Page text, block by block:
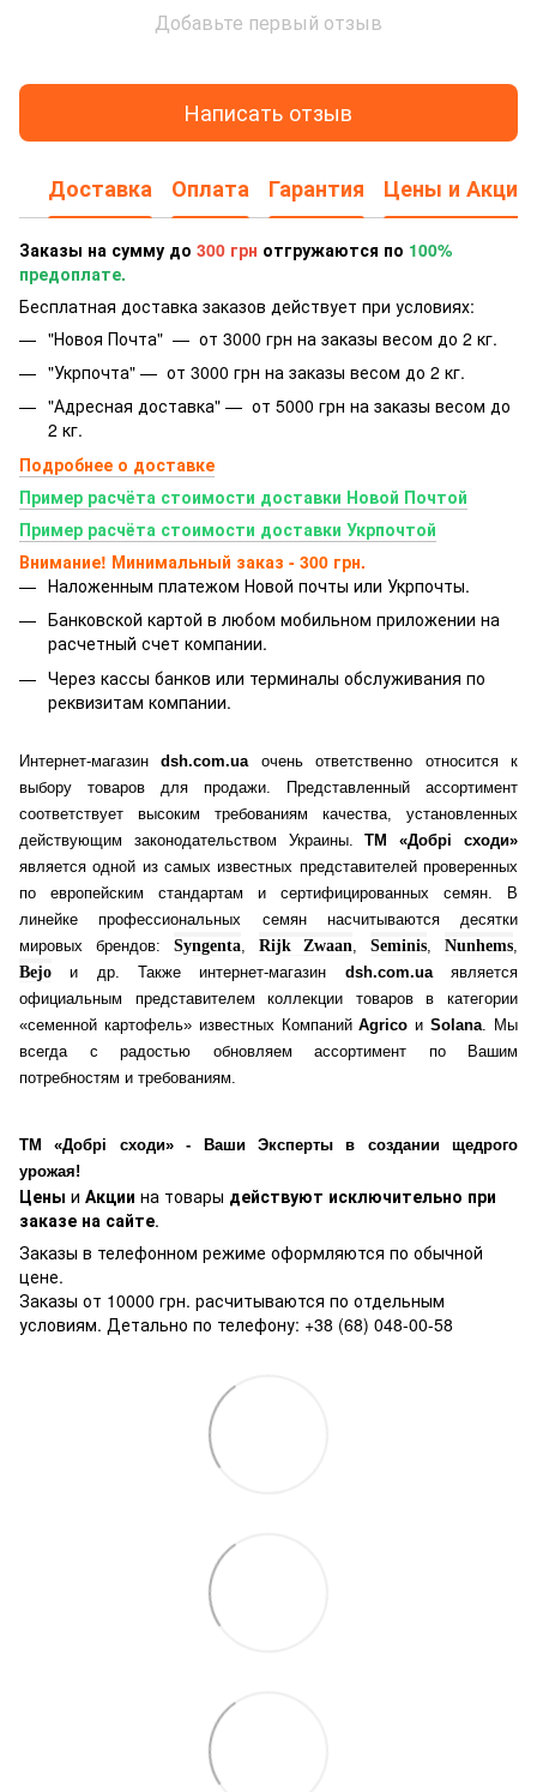
Добавьте первый отзыв
Написать отзыв
Доставка Оплата Гарантия Цены и Акции
Заказы на сумму до 300 грн отгружаются по 100%
предоплате.
Бесплатная доставка заказов действует при условиях:
"Новоя Почта" — от 3000 грн на заказы весом до 2 кг.
"Укрпочта" — от 3000 грн на заказы весом до 2 кг.
"Адресная доставка" — от 5000 грн на заказы весом до
2 кг.
Подробнее о доставке
Пример расчёта стоимости доставки Новой Почтой
Пример расчёта стоимости доставки Укрпочтой
Внимание! Минимальный заказ - 300 грн.
Наложенным платежом Новой почты или Укрпочты.
Банковской картой в любом мобильном приложении на
расчетный счет компании.
Через кассы банков или терминалы обслуживания по
реквизитам компании.
Интернет-магазинdsh.com.ua очень ответственно относится к
выбору товаров для продажи. Представленный ассортимент
соответствует высоким требованиям качества, установленных
действующим законодательством Украины.ТМ «Добрі сходи»
является одной из самых известных представителей проверенных
по европейским стандартам и сертифицированных семян. В
линейке профессиональных семян насчитываются десятки
мировых брендов: Syngenta, Rijk Zwaan ,Seminis ,Nunhems
Bejo и др. Также интернет-магазин dsh.com.uaявляется
официальным представителем коллекции товаров в категории
«семенной картофель» известных КомпанийAgrico иSolana . Мы
всегда с радостью обновляем ассортимент по Вашим
потребностям и требованиям.
ТМ «Добрі сходи» - Ваши Эксперты в создании щедрого
урожая!
Цены и Акции на товары действуют исключительно при
заказе на сайте.
Заказы в телефонном режиме оформляются по обычной
цене.
Заказы от 10000 грн. расчитываются по отдельным
условиям. Детально по телефону: +38 (68) 048-00-58